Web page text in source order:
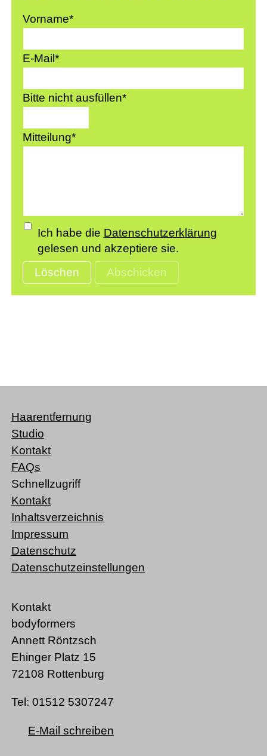
Vorname*
E-Mail*
Bitte nicht ausfüllen*
Mitteilung*
Ich habe die Datenschutzerklärung
gelesen und akzeptiere sie.
Löschen
Abschicken
Haarentfernung
Studio
Kontakt
FAQs
Schnellzugriff
Kontakt
Inhaltsverzeichnis
Impressum
Datenschutz
Datenschutzeinstellungen
Kontakt
bodyformers
Annett Röntzsch
Ehinger Platz 15
72108 Rottenburg
Tel: 01512 5307247
E-Mail schreiben